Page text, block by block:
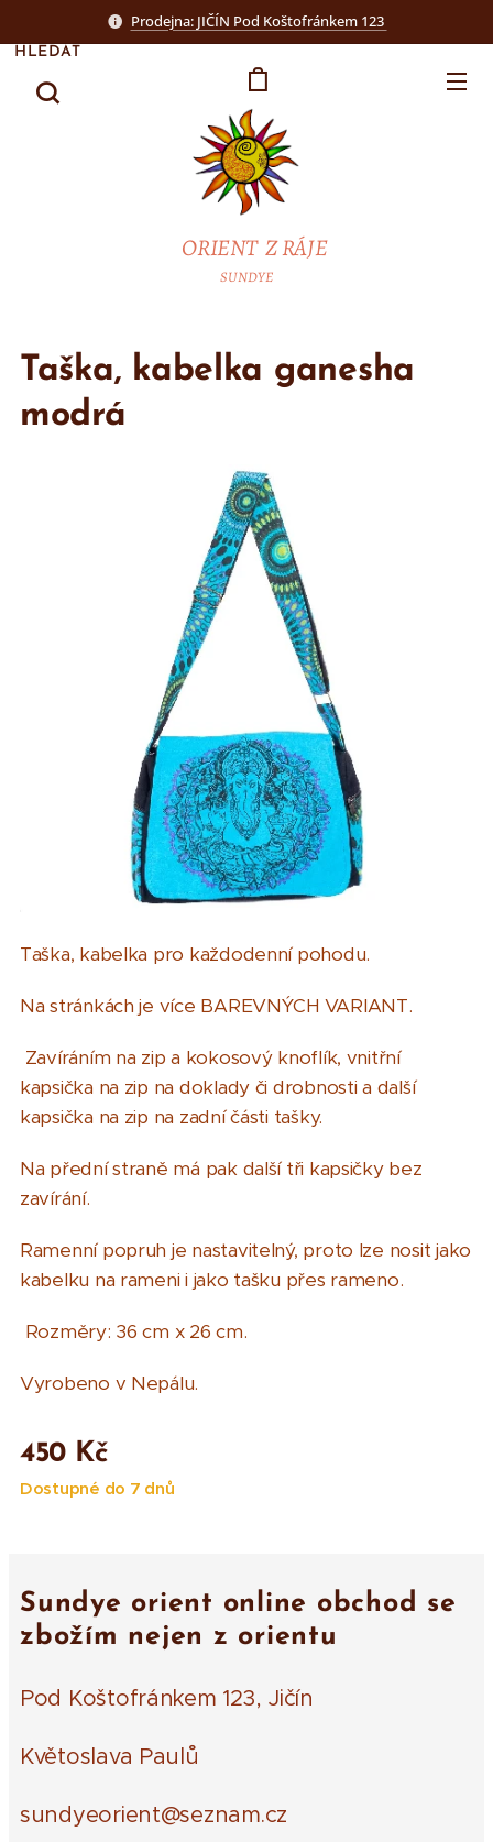
Prodejna: JIČÍN Pod Koštofránkem 123
ORIENT Z RÁJE
SUNDYE
HLEDAT
Taška, kabelka ganesha
modrá
Taška, kabelka pro každodenní pohodu.
Na stránkách je více BAREVNÝCH VARIANT.
Zavíráním na zip a kokosový knoflík, vnitřní
kapsička na zip na doklady či drobnosti a další
kapsička na zip na zadní části tašky.
Na přední straně má pak další tři kapsičky bez
zavírání.
Ramenní popruh je nastavitelný, proto lze nosit jako
kabelku na rameni i jako tašku přes rameno.
Rozměry: 36 cm x 26 cm.
Vyrobeno v Nepálu.
450 Kč
Dostupné do 7 dnů
Sundye orient online obchod se
zbožím nejen z orientu
Pod Koštofránkem 123, Jičín
Květoslava Paulů
sundyeorient@seznam.cz